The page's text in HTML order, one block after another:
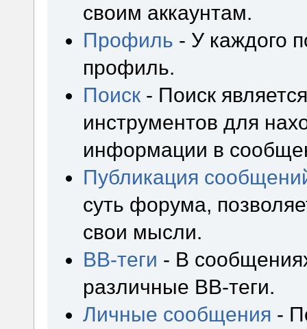
своим аккаунтам.
Профиль - У каждого
профиль.
Поиск - Поиск
инструментов для
информации в
Публикация
суть форума,
свои мысли.
BB-теги - В
различные BB-теги.
Личные сообщения -